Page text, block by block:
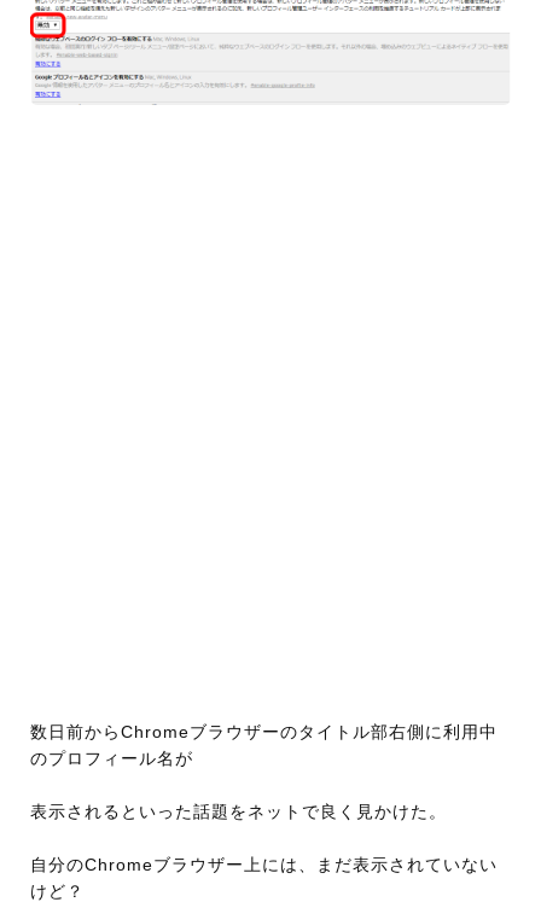
数日前からChromeブラウザーのタイトル部右側に利用中
のプロフィール名が
表示されるといった話題をネットで良く見かけた。
自分のChromeブラウザー上には、まだ表示されていない
けど？